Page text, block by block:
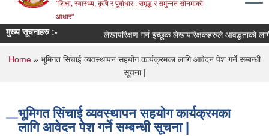
"शिक्षा, स्वास्थ्य, कृषि र पूर्वाधार : समृद्ध र समुन्नत सोनमाको
आधार"
मुख्य सूचनाहरु :- लेखापरिक्षण गर्न इच्छुक लेखापरिक्षकहरुले आवद्धताको लागी
You are here
Home » भूमिगत सिंचाई व्यवस्थापन सहयोग कार्यक्रमका लागि आवेदन पेश गर्ने सम्बन्धी
सूचना |
भूमिगत सिंचाई व्यवस्थापन सहयोग कार्यक्रमका
लागि आवेदन पेश गर्ने सम्बन्धी सूचना |